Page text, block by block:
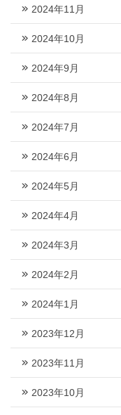
2024年11月
2024年10月
2024年9月
2024年8月
2024年7月
2024年6月
2024年5月
2024年4月
2024年3月
2024年2月
2024年1月
2023年12月
2023年11月
2023年10月